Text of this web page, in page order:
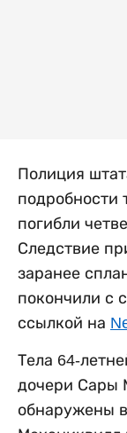
Полиция
подробности
погибли
Следствие
заранее
покончили с
ссылкой на
Тела 64-
дочери Сары
обнаружены